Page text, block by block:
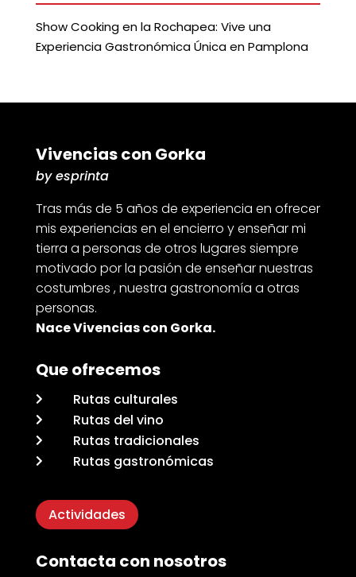
Show Cooking en la Rochapea: Vive una
Experiencia Gastronómica Única en Pamplona
Vivencias con Gorka
by esprinta
Tras más de 5 años de experiencia en ofrecer
mis experiencias en el encierro y enseñar mi
tierra a personas de otros lugares siempre
motivado por la pasión de enseñar nuestras
costumbres , nuestra gastronomía a otras
personas.
Nace Vivencias con Gorka.
Que ofrecemos
 Rutas culturales
 Rutas del vino
 Rutas tradicionales
 Rutas gastronómicas
Actividades
Contacta con nosotros